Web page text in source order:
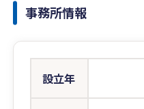
事務所情報
設立年